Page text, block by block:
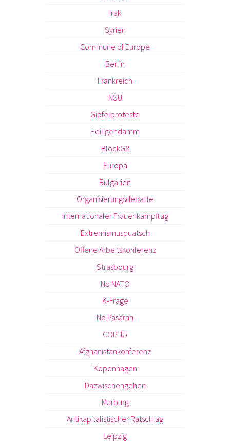
Irak
Syrien
Commune of Europe
Berlin
Frankreich
NSU
Gipfelproteste
Heiligendamm
BlockG8
Europa
Bulgarien
Organisierungsdebatte
Internationaler Frauenkampftag
Extremismusquatsch
Offene Arbeitskonferenz
Strasbourg
No NATO
K-Frage
No Pasaran
COP 15
Afghanistankonferenz
Kopenhagen
Dazwischengehen
Marburg
Antikapitalistischer Ratschlag
Leipzig